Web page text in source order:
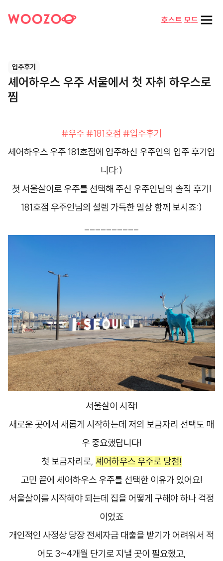
호스트 모드
입주후기
셰어하우스 우주 서울에서 첫 자취 하우스로
찜
#우주 #181호점 #입주후기
셰어하우스 우주 181호점에 입주하신 우주인의 입주 후기입
니다:)
첫 서울살이로 우주를 선택해 주신 우주인님의 솔직 후기!
181호점 우주인님의 설렘 가득한 일상 함께 보시죠:)
서울살이 시작!
새로운 곳에서 새롭게 시작하는데 저의 보금자리 선택도 매
우 중요했답니다!
첫 보금자리로, 셰어하우스 우주로 당첨!
고민 끝에 셰어하우스 우주를 선택한 이유가 있어요!
서울살이를 시작해야 되는데 집을 어떻게 구해야 하나 걱정
이었죠
개인적인 사정상 당장 전세자금 대출을 받기가 어려워서 적
어도 3~4개월 단기로 지낼 곳이 필요했고,